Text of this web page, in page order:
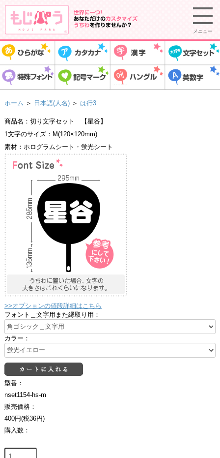
メニュー
ホーム ＞ 日本語(人名) ＞ は行3
商品名：切り文字セット 【星谷】
1文字のサイズ：M(120×120mm)
素材：ホログラムシート・蛍光シート
>>オプションの値段詳細はこちら
フォント＿文字用また縁取り用：
カラー：
型番：
nset1154-hs-m
販売価格：
400円(税36円)
購入数：